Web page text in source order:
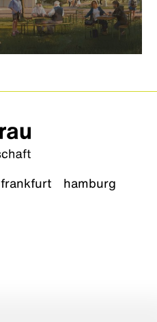
frankfurt hamburg